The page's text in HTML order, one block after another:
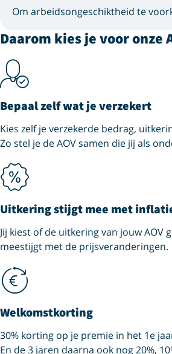
Om arbeidsongeschiktheid te
Daarom kies je voor onze
Bepaal zelf wat je verzekert
Kies zelf je verzekerde bedrag,
Zo stel je de AOV samen die jij als
Uitkering stijgt mee met
Jij kiest of de uitkering van jouw AOV
meestijgt met de prijs­veranderingen.
Welkomstkorting
30% korting op je premie in het 1e
En de 3 jaren daarna ook nog 20%,